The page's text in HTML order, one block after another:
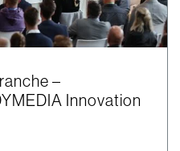
–
Innovation